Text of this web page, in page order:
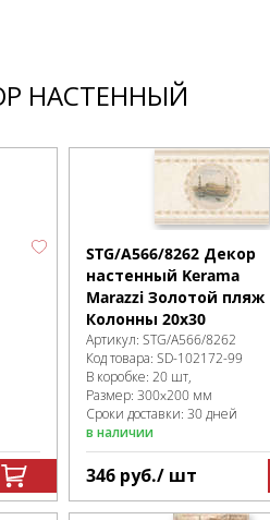
НАСТЕННЫЙ
STG/A566/8262 Декор
настенный Kerama
Marazzi Золотой пляж
Колонны 20х30
Артикул: STG/A566/8262
Код товара: SD-102172-99
В коробке: 20 шт,
Размер: 300x200 мм
Сроки доставки: 30 дней
в наличии
346 руб./ шт